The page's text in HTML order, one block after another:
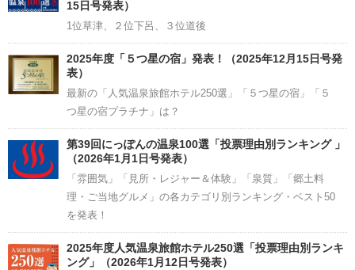
15日号発表）
1位草津、２位下呂、３位道後
2025年度「５つ星の宿」発表！（2025年12月15日号発
表）
最新の「人気温泉旅館ホテル250選」「５つ星の宿」「５
つ星の宿プラチナ」は？
第39回にっぽんの温泉100選「投票理由別ランキング 」
（2026年1月1日号発表）
「雰囲気」「見所・レジャー＆体験」「泉質」「郷土料
理・ご当地グルメ」の各カテゴリ別ランキング・ベスト50
を発表！
2025年度人気温泉旅館ホテル250選「投票理由別ランキ
ング」（2026年1月12日号発表）